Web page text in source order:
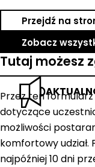
Przejdź na
Zobacz
Tutaj możesz
Przez ten
dotyczące
możliwości
komfortowy udział.
najpóźniej 10 dni